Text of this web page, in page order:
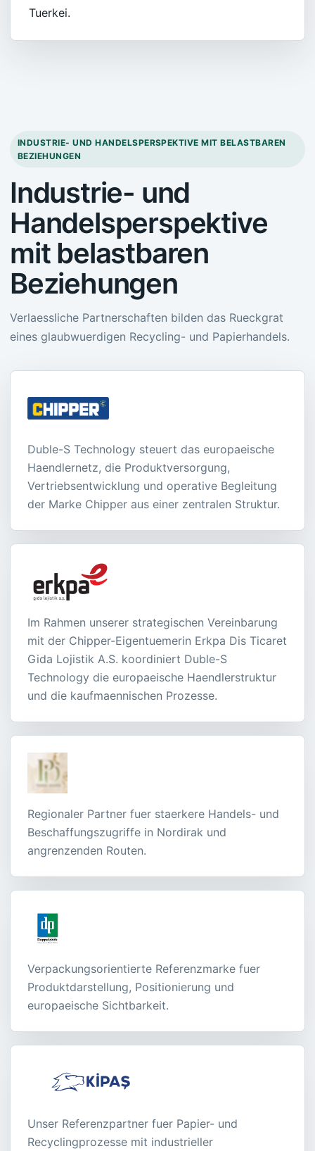
Tuerkei.
INDUSTRIE- UND HANDELSPERSPEKTIVE MIT BELASTBAREN
BEZIEHUNGEN
Industrie- und
Handelsperspektive
mit belastbaren
Beziehungen
Verlaessliche Partnerschaften bilden das Rueckgrat
eines glaubwuerdigen Recycling- und Papierhandels.
Duble-S Technology steuert das europaeische
Haendlernetz, die Produktversorgung,
Vertriebsentwicklung und operative Begleitung
der Marke Chipper aus einer zentralen Struktur.
Im Rahmen unserer strategischen Vereinbarung
mit der Chipper-Eigentuemerin Erkpa Dis Ticaret
Gida Lojistik A.S. koordiniert Duble-S
Technology die europaeische Haendlerstruktur
und die kaufmaennischen Prozesse.
Regionaler Partner fuer staerkere Handels- und
Beschaffungszugriffe in Nordirak und
angrenzenden Routen.
Verpackungsorientierte Referenzmarke fuer
Produktdarstellung, Positionierung und
europaeische Sichtbarkeit.
Unser Referenzpartner fuer Papier- und
Recyclingprozesse mit industrieller